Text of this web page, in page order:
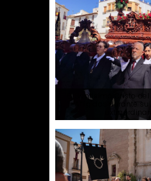
El Santísimo Cristo del
Afligidos durante su